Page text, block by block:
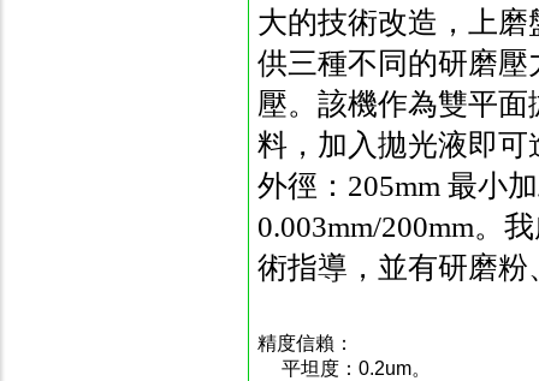
大的技術改造，上
供三種不同的研磨
壓。該機作為雙平
料，加入拋光液即可
外徑：205mm 最小
0.003mm/200mm。
術指導，並有研磨
精度信賴：
平坦度：0.2um。